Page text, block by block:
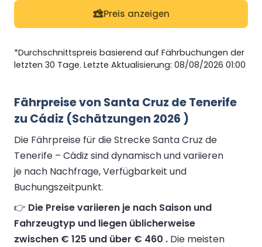
Preis anzeigen
*Durchschnittspreis basierend auf Fährbuchungen der
letzten 30 Tage. Letzte Aktualisierung: 08/08/2026 01:00
Fährpreise von Santa Cruz de Tenerife
zu Cádiz (Schätzungen 2026 )
Die Fährpreise für die Strecke Santa Cruz de
Tenerife – Cádiz sind dynamisch und variieren
je nach Nachfrage, Verfügbarkeit und
Buchungszeitpunkt.
👉 Die Preise variieren je nach Saison und
Fahrzeugtyp und liegen üblicherweise
zwischen € 125 und über € 460 . Die meisten